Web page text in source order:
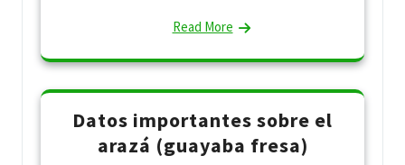
Read More
Datos importantes sobre el
arazá (guayaba fresa)